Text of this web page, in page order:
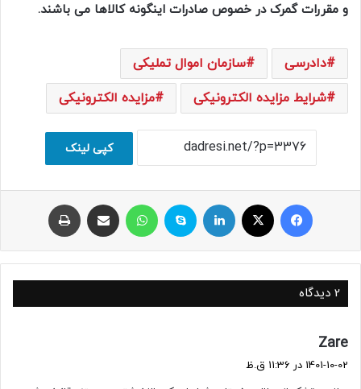
و مقررات گمرک در خصوص صادرات اینگونه کالاها می باشند.
دادرسی
سازمان اموال تملیکی
شرایط مزایده الکترونیکی
مزایده الکترونیکی
کپی لینک
فیسبوک ایکس لینکداین اسکایپ اشتراک با ایمیل
2 دیدگاه
Zare
ف
1401-10-02 در 11:36 ق.ظ